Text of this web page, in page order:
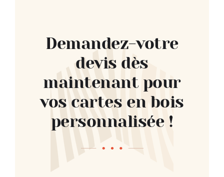
Demandez-votre
devis dès
maintenant pour
vos cartes en bois
personnalisée !